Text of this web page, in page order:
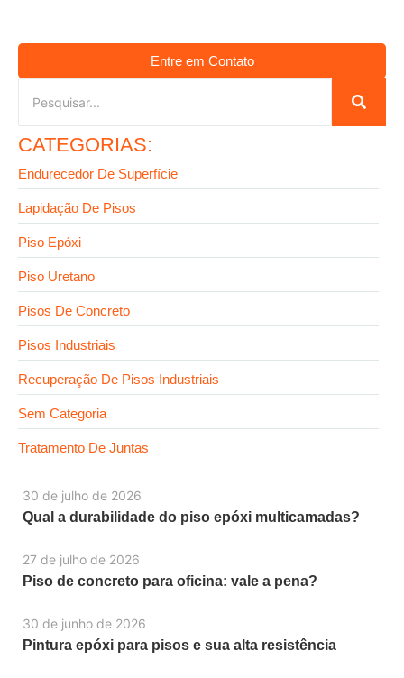
30 de julho de 2026
Qual a durabilidade do piso epóxi multicamadas?
27 de julho de 2026
Piso de concreto para oficina: vale a pena?
30 de junho de 2026
Pintura epóxi para pisos e sua alta resistência
Entre em Contato
CATEGORIAS:
Endurecedor De Superfície
Lapidação De Pisos
Piso Epóxi
Piso Uretano
Pisos De Concreto
Pisos Industriais
Recuperação De Pisos Industriais
Sem Categoria
Tratamento De Juntas